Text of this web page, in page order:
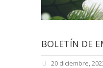
BOLETÍN DE
20 diciembre,